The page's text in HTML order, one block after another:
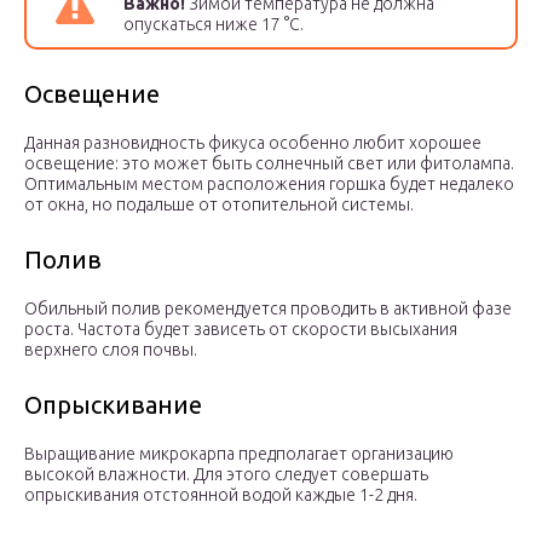
опускаться ниже 17 °С.
Освещение
Данная разновидность фикуса особенно любит хорошее
освещение: это может быть солнечный свет или фитолампа.
Оптимальным местом расположения горшка будет недалеко
от окна, но подальше от отопительной системы.
Полив
Обильный полив рекомендуется проводить в активной фазе
роста. Частота будет зависеть от скорости высыхания
верхнего слоя почвы.
Опрыскивание
Выращивание микрокарпа предполагает организацию
высокой влажности. Для этого следует совершать
опрыскивания отстоянной водой каждые 1-2 дня.